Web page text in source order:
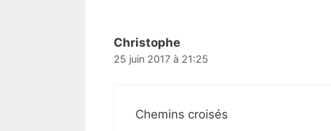
Christophe
25 juin 2017 à 21:25
Chemins croisés